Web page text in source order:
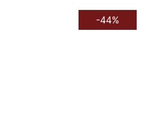
-44%